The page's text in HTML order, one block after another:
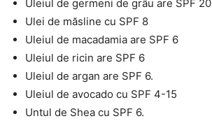
Uleiul de germeni de grâu are SPF 20
Ulei de măsline cu SPF 8
Uleiul de macadamia are SPF 6
Uleiul de ricin are SPF 6
Uleiul de argan are SPF 6.
Uleiul de avocado cu SPF 4-15
Untul de Shea cu SPF 6.